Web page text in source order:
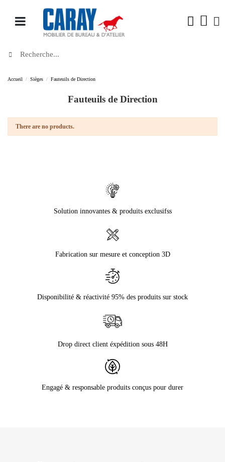
Accueil Sièges Fauteuils de Direction
Fauteuils de Direction
There are no products.
Solution innovantes & produits exclusifss
Fabrication sur mesure et conception 3D
Disponibilité & réactivité 95% des produits sur stock
Drop direct client éxpédition sous 48H
Engagé & responsable produits conçus pour durer